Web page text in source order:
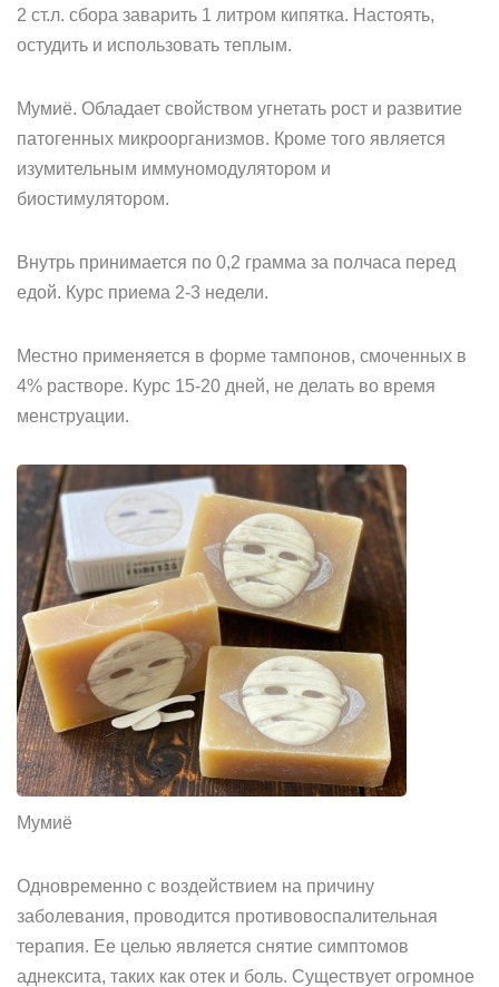
2 ст.л. сбора заварить 1 литром кипятка. Настоять,
остудить и использовать теплым.
Мумиё. Обладает свойством угнетать рост и развитие
патогенных микроорганизмов. Кроме того является
изумительным иммуномодулятором и
биостимулятором.
Внутрь принимается по 0,2 грамма за полчаса перед
едой. Курс приема 2-3 недели.
Местно применяется в форме тампонов, смоченных в
4% растворе. Курс 15-20 дней, не делать во время
менструации.
Мумиё
Одновременно с воздействием на причину
заболевания, проводится противовоспалительная
терапия. Ее целью является снятие симптомов
аднексита, таких как отек и боль. Существует огромное